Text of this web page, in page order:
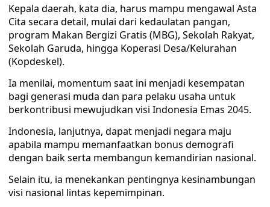
Kepala daerah, kata dia, harus mampu mengawal Asta
Cita secara detail, mulai dari kedaulatan pangan,
program Makan Bergizi Gratis (MBG), Sekolah Rakyat,
Sekolah Garuda, hingga Koperasi Desa/Kelurahan
(Kopdeskel).
Ia menilai, momentum saat ini menjadi kesempatan
bagi generasi muda dan para pelaku usaha untuk
berkontribusi mewujudkan visi Indonesia Emas 2045.
Indonesia, lanjutnya, dapat menjadi negara maju
apabila mampu memanfaatkan bonus demografi
dengan baik serta membangun kemandirian nasional.
Selain itu, ia menekankan pentingnya kesinambungan
visi nasional lintas kepemimpinan.